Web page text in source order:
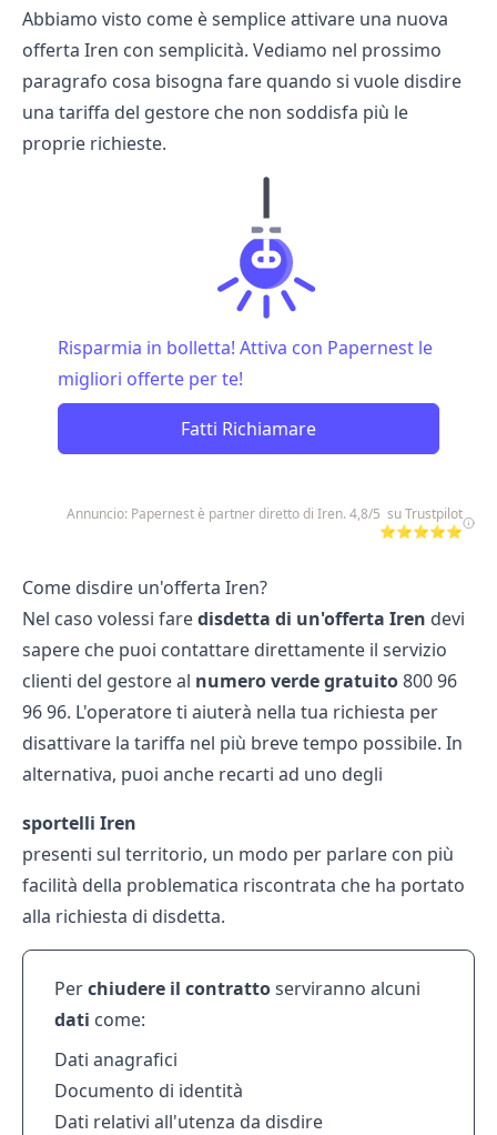
Abbiamo visto come è semplice attivare una nuova
offerta Iren con semplicità. Vediamo nel prossimo
paragrafo cosa bisogna fare quando si vuole disdire
una tariffa del gestore che non soddisfa più le
proprie richieste.
Risparmia in bolletta! Attiva con Papernest le
migliori offerte per te!
Fatti Richiamare
Annuncio: Papernest è partner diretto di Iren. 4,8/5 su Trustpilot
⭐⭐⭐⭐⭐
Come disdire un'offerta Iren?
Nel caso volessi faredisdetta di un'offerta Iren devi
sapere che puoi contattare direttamente il servizio
clienti del gestore al numeroverdegratuito800 96
96 96. L'operatore ti aiuterà nella tua richiesta per
disattivare la tariffa nel più breve tempo possibile. In
alternativa, puoi anche recarti ad uno degli
sportelli Iren
presenti sul territorio, un modo per parlare con più
facilità della problematica riscontrata che ha portato
alla richiesta di disdetta.
Perchiudere il contrattoserviranno alcuni
dati come:
Dati anagrafici
Documento di identità
Dati relativi all'utenza da disdire